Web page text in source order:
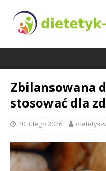
Zbilansowana
stosować dla
20 lutego 2026 dietetyk-